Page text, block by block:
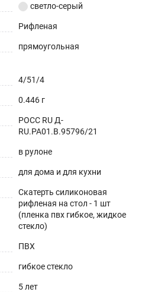
ИНТЕРЬЕРА
любые плоские
Силиконовые
мм более прочные,
для кухонного и
столешницы или
светло-серый
Рифленая
прямоугольная
4/51/4
0.446 г
РОСС RU Д-
RU.РА01.В.95796/21
в рулоне
для дома и для кухни
Скатерть силиконовая
рифленая на стол - 1 шт
(пленка пвх гибкое, жидкое
стекло)
ПВХ
гибкое стекло
5 лет